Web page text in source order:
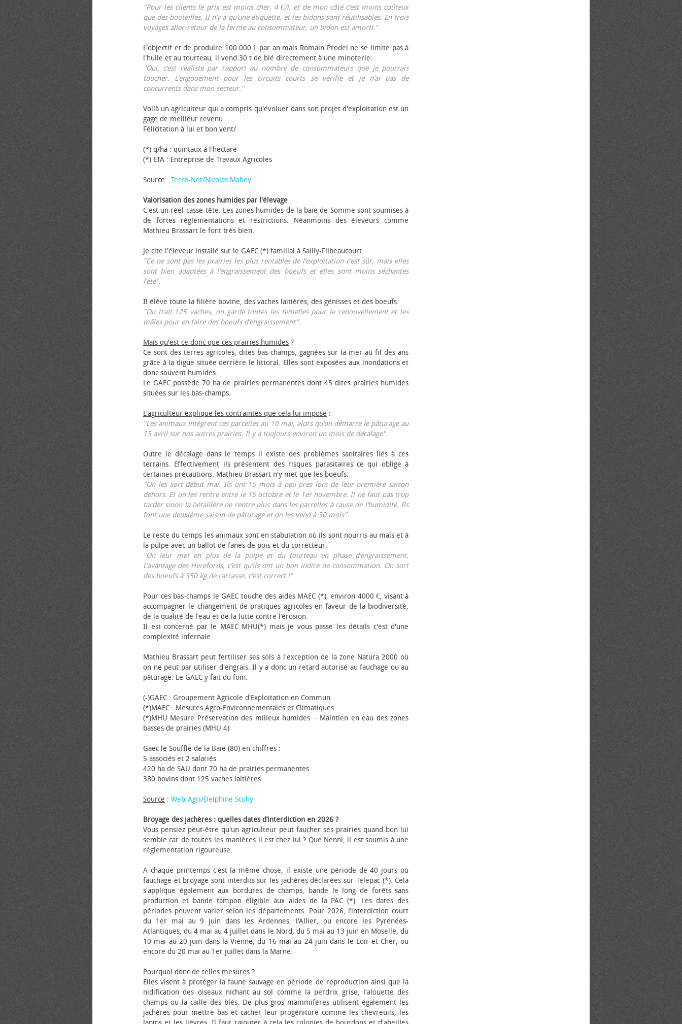
"Pour les clients le prix est moins cher, 4 €/l, et de mon côté c’est moins coûteux
que des bouteilles. II n’y a qu’une étiquette, et les bidons sont réutilisables. En trois
voyages aller-retour de la ferme au consommateur, un bidon est amorti."
L'objectif et de produire 100.000 L par an mais Romain Prodel ne se limite pas à
l'huile et au tourteau, il vend 30 t de blé directement à une minoterie.
"Oui, c’est réaliste par rapport au nombre de consommateurs que je pourrais
toucher. L’engouement pour les circuits courts se vérifie et je n’ai pas de
concurrents dans mon secteur."
Voilà un agriculteur qui a compris qu'évoluer dans son projet d'exploitation est un
gage de meilleur revenu
Félicitation à lui et bon vent/
(*) q/ha : quintaux à l'hectare
(*) ETA : Entreprise de Travaux Agricoles
Source : Terre-Net/Nicolas Mahey
Valorisation des zones humides par l'élevage
C'est un réel casse-tête. Les zones humides de la baie de Somme sont soumises à
de fortes réglementations et restrictions. Néanmoins des éleveurs comme
Mathieu Brassart le font très bien.
Je cite l'éleveur installé sur le GAEC (*) familial à Sailly-Flibeaucourt:
"Ce ne sont pas les prairies les plus rentables de l’exploitation c’est sûr, mais elles
sont bien adaptées à l’engraissement des bœufs et elles sont moins séchantes
l’été".
Il élève toute la filière bovine, des vaches laitières, des génisses et des bœufs.
"On trait 125 vaches, on garde toutes les femelles pour le renouvellement et les
mâles pour en faire des bœufs d’engraissement".
Mais qu'est ce donc que ces prairies humides ?
Ce sont des terres agricoles, dites bas-champs, gagnées sur la mer au fil des ans
grâce à la digue située derrière le littoral. Elles sont exposées aux inondations et
donc souvent humides.
Le GAEC possède 70 ha de prairies permanentes dont 45 dites prairies humides
situées sur les bas-champs.
L'agriculteur explique les contraintes que cela lui impose :
"Les animaux intègrent ces parcelles au 10 mai, alors qu’on démarre le pâturage au
15 avril sur nos autres prairies. Il y a toujours environ un mois de décalage".
Outre le décalage dans le temps il existe des problèmes sanitaires liés à ces
terrains. Effectivement ils présentent des risques parasitaires ce qui oblige à
certaines précautions. Mathieu Brassart n'y met que les bœufs.
"On les sort début mai. Ils ont 15 mois à peu près lors de leur première saison
dehors. Et on les rentre entre le 15 octobre et le 1er novembre. Il ne faut pas trop
tarder sinon la bétaillère ne rentre plus dans les parcelles à cause de l’humidité. Ils
font une deuxième saison de pâturage et on les vend à 30 mois".
Le reste du temps les animaux sont en stabulation où ils sont nourris au maïs et à
la pulpe avec un ballot de fanes de pois et du correcteur.
"On leur met en plus de la pulpe et du tourteau en phase d’engraissement.
L’avantage des Herefords, c’est qu’ils ont un bon indice de consommation. On sort
des bœufs à 350 kg de carcasse, c’est correct !".
Pour ces bas-champs le GAEC touche des aides MAEC (*), environ 4000 €, visant à
accompagner le changement de pratiques agricoles en faveur de la biodiversité,
de la qualité de l’eau et de la lutte contre l’érosion.
Il est concerné par le MAEC MHU(*) mais je vous passe les détails c'est d'une
complexité infernale.
Mathieu Brassart peut fertiliser ses sols à l'exception de la zone Natura 2000 où
on ne peut par utiliser d'engrais. Il y a donc un retard autorisé au fauchage ou au
pâturage. Le GAEC y fait du foin.
(-)GAEC : Groupement Agricole d'Exploitation en Commun
(*)MAEC : Mesures Agro-Environnementales et Climatiques
(*)MHU Mesure Préservation des milieux humides − Maintien en eau des zones
basses de prairies (MHU 4)
Gaec le Souffle de la Baie (80) en chiffres :
5 associés et 2 salariés
420 ha de SAU dont 70 ha de prairies permanentes
380 bovins dont 125 vaches laitières
Source : Web-Agri/Delphine Scohy
Broyage des jachères : quelles dates d’interdiction en 2026 ?
Vous pensiez peut-être qu'un agriculteur peut faucher ses prairies quand bon lui
semble car de toutes les manières il est chez lui ? Que Nenni, il est soumis à une
réglementation rigoureuse.
A chaque printemps c'est la même chose, il existe une période de 40 jours où
fauchage et broyage sont interdits sur les jachères déclarées sur Telepac (*). Cela
s'applique également aux bordures de champs, bande le long de forêts sans
production et bande tampon éligible aux aides de la PAC (*). Les dates des
périodes peuvent varier selon les départements. Pour 2026, l’interdiction court
du 1er mai au 9 juin dans les Ardennes, l'Allier, ou encore les Pyrénées-
Atlantiques, du 4 mai au 4 juillet dans le Nord, du 5 mai au 13 juin en Moselle, du
10 mai au 20 juin dans la Vienne, du 16 mai au 24 juin dans le Loir-et-Cher, ou
encore du 20 mai au 1er juillet dans la Marne.
Pourquoi donc de telles mesures ?
Elles visent à protéger la faune sauvage en période de reproduction ainsi que la
nidification des oiseaux nichant au sol comme la perdrix grise, l'alouette des
champs ou la caille des blés. De plus gros mammifères utilisent également les
jachères pour mettre bas et cacher leur progéniture comme les chevreuils, les